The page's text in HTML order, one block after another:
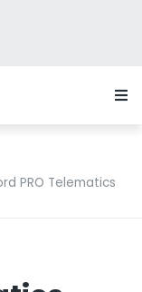
PRO Telematics